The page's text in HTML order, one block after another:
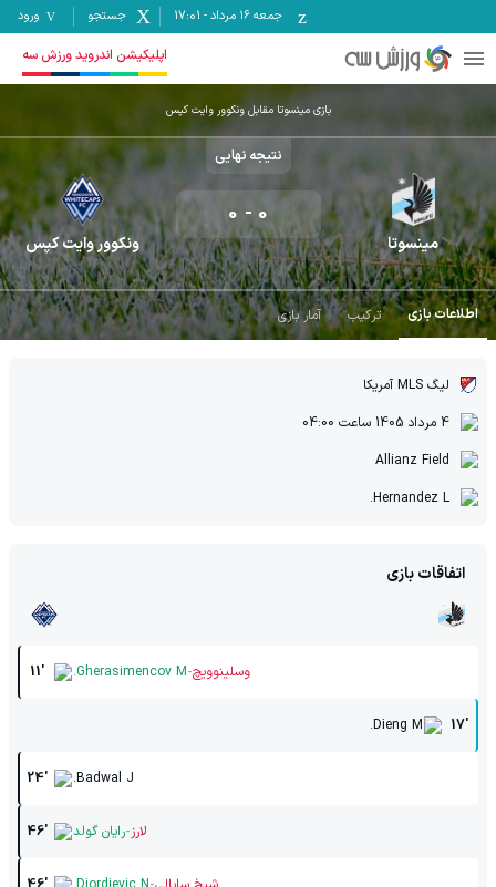
جمعه ۱۶ مرداد -
17:01 جستجو ورود
اپلیکیشن اندروید ورزش سه
بازی مینسوتا مقابل ونکوور وایت کپس
نتیجه نهایی
مینسوتا
0
-
0
ونکوور وایت کپس
اطلاعات بازی ترکیب آمار بازی
لیگ MLS آمریکا
4 مرداد 1405
ساعت 04:00
Allianz Field
Hernandez L.
اتفاقات بازی
11' Gherasimencov M.-وسلینوویچ
17'
Dieng M.
24' Badwal J.
46' رایان گولد-لارز